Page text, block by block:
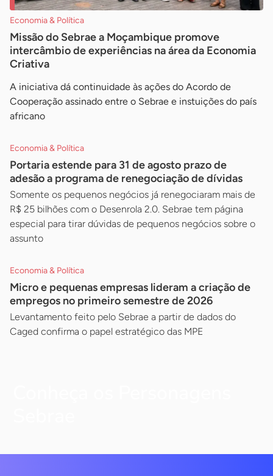
Economia & Política
Missão do Sebrae a Moçambique promove
intercâmbio de experiências na área da Economia
Criativa
A iniciativa dá continuidade às ações do Acordo de
Cooperação assinado entre o Sebrae e instuições do país
africano
Economia & Política
Portaria estende para 31 de agosto prazo de
adesão a programa de renegociação de dívidas
Somente os pequenos negócios já renegociaram mais de
R$ 25 bilhões com o Desenrola 2.0. Sebrae tem página
especial para tirar dúvidas de pequenos negócios sobre o
assunto
Economia & Política
Micro e pequenas empresas lideram a criação de
empregos no primeiro semestre de 2026
Levantamento feito pelo Sebrae a partir de dados do
Caged confirma o papel estratégico das MPE